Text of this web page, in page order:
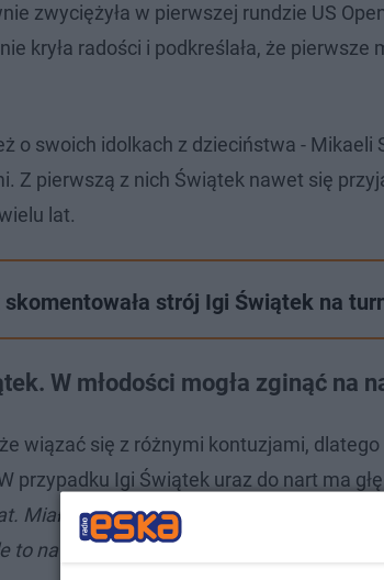
zwyciężyła w pierwszej rundzie US
kryła radości i podkreślała, że
o swoich idolkach z dzieciństwa -
Z pierwszą z nich Świątek nawet się
lat.
strój Igi Świątek na
W młodości mogła zginąć na
wiązać się z różnymi kontuzjami,
przypadku Igi Świątek uraz do nart ma
Miałam wypadek, w którym mogłam
to na pewno mnie powstrzymało